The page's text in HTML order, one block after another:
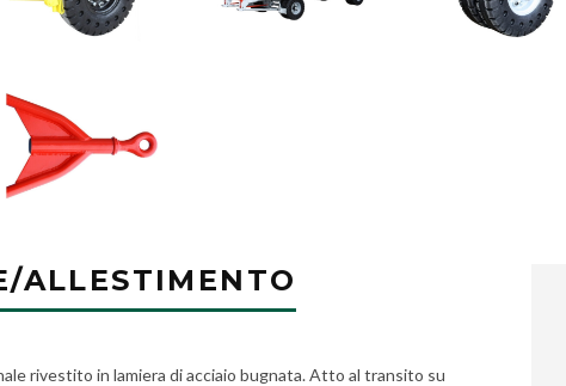
ALLESTIMENTO
rivestito in lamiera di acciaio bugnata. Atto al transito su